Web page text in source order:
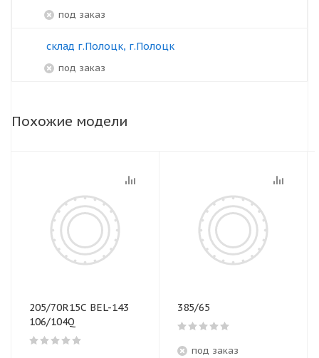
под заказ
склад г.Полоцк, г.Полоцк
под заказ
Похожие модели
205/70R15C BEL-143
106/104Q
385/65
под заказ